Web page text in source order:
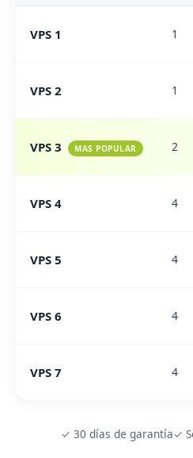
VPS 1 1
VPS 2 1
VPS 3 MAS POPULAR 2
VPS 4 4
VPS 5 4
VPS 6 4
VPS 7 4
✓ 30 días de garantía✓